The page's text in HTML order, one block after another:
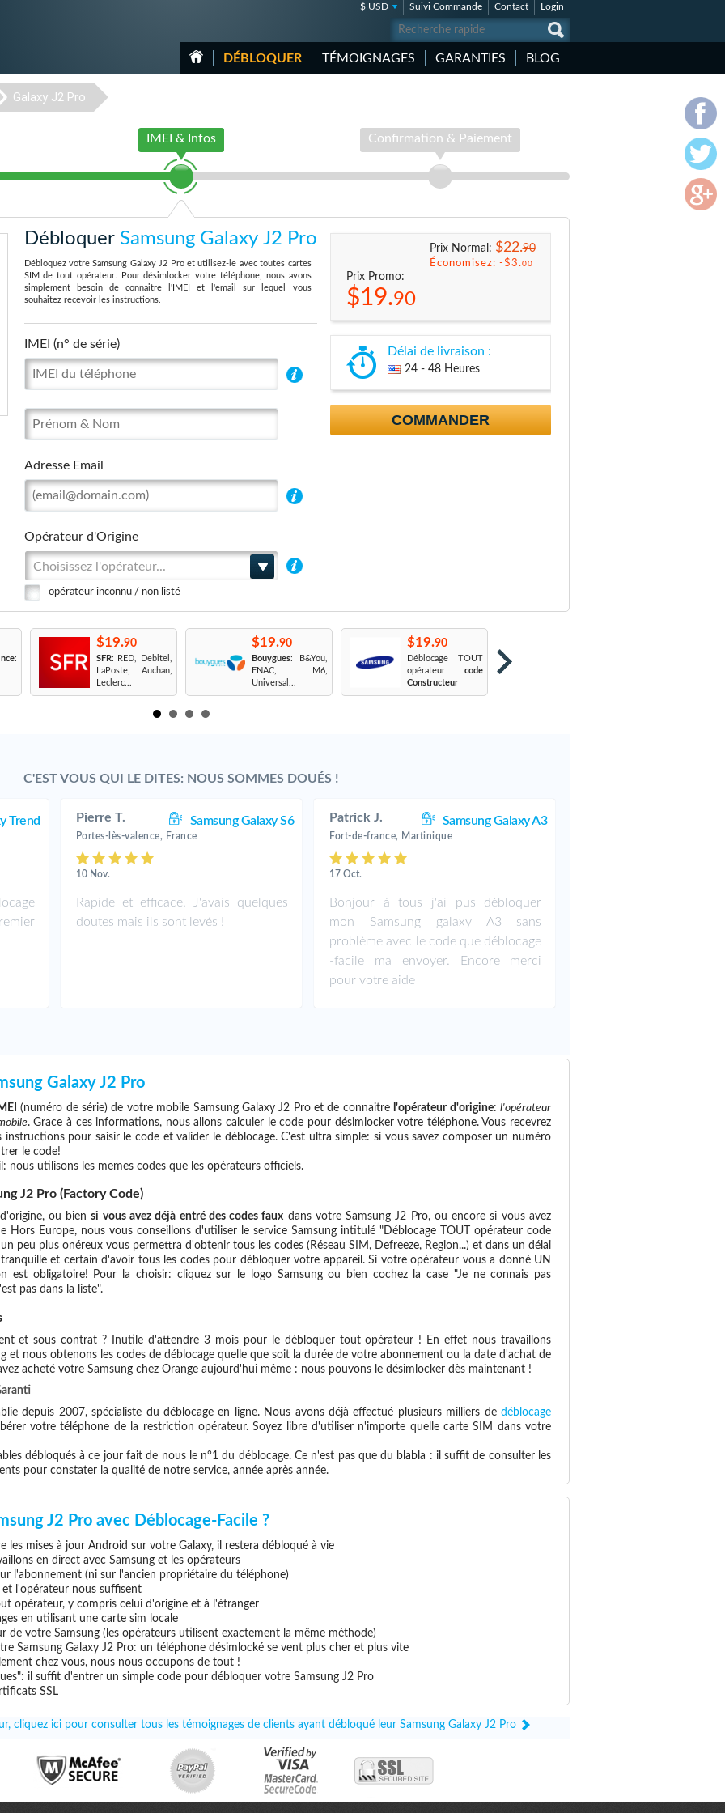
$ USD Suivi Commande Contact Login
DÉBLOQUER TÉMOIGNAGES GARANTIES BLOG
Galaxy J2 Pro
IMEI & Infos Confirmation & Paiement
Débloquer Samsung Galaxy J2 Pro
Débloquez votre Samsung Galaxy J2 Pro et utilisez-le avec toutes cartes
SIM de tout opérateur. Pour désimlocker votre téléphone, nous avons
simplement besoin de connaitre l'IMEI et l'email sur lequel vous
souhaitez recevoir les instructions.
IMEI (n° de série)
Adresse Email
Opérateur d'Origine
Choisissez l'opérateur...
opérateur inconnu / non listé
Prix Normal:$22.90
Économisez: -$3.00
Prix Promo:
$19.90
Délai de livraison :
24 - 48 Heures
COMMANDER
:
$19.90
SFR: RED, Debitel,
LaPoste, Auchan,
Leclerc...
$19.90
Bouygues: B&You,
FNAC, M6,
Universal...
$19.90
Déblocage TOUT
opérateur code
Constructeur
C'EST VOUS QUI LE DITES: NOUS SOMMES DOUÉS !
Trend Pierre T. Samsung Galaxy S6
Portes-lès-valence, France
10 Nov.
Rapide et efficace. J'avais quelques
doutes mais ils sont levés !
Patrick J. Samsung Galaxy A3
Fort-de-france, Martinique
17 Oct.
Bonjour à tous j'ai pus débloquer
mon Samsung galaxy A3 sans
problème avec le code que déblocage
-facile ma envoyer. Encore merci
pour votre aide
Galaxy J2 Pro
(numéro de série) de votre mobile Samsung Galaxy J2 Pro et de connaitre l'opérateur d'origine:l'opérateur
. Grace à ces informations, nous allons calculer le code pour désimlocker votre téléphone. Vous recevrez
instructions pour saisir le code et valider le déblocage. C'est ultra simple: si vous savez composer un numéro
le code!
nous utilisons les memes codes que les opérateurs officiels.
J2 Pro (Factory Code)
ou biensi vous avez déjà entré des codes faux dans votre Samsung J2 Pro, ou encore si vous avez
Hors Europe, nous vous conseillons d'utiliser le service Samsung intitulé "Déblocage TOUT opérateur code
peu plus onéreux vous permettra d'obtenir tous les codes (Réseau SIM, Defreeze, Region...) et dans un délai
et certain d'avoir tous les codes pour débloquer votre appareil. Si votre opérateur vous a donné UN
est obligatoire! Pour la choisir: cliquez sur le logo Samsung ou bien cochez la case "Je ne connais pas
pas dans la liste".
et sous contrat ? Inutile d'attendre 3 mois pour le débloquer tout opérateur ! En effet nous travaillons
et nous obtenons les codes de déblocage quelle que soit la durée de votre abonnement ou la date d'achat de
acheté votre Samsung chez Orange aujourd'hui même : nous pouvons le désimlocker dès maintenant !
depuis 2007, spécialiste du déblocage en ligne. Nous avons déjà effectué plusieurs milliers de déblocage
votre téléphone de la restriction opérateur. Soyez libre d'utiliser n'importe quelle carte SIM dans votre
débloqués à ce jour fait de nous le n°1 du déblocage. Ce n'est pas que du blabla : il suffit de consulter les
pour constater la qualité de notre service, année après année.
J2 Pro avec Déblocage-Facile ?
mises à jour Android sur votre Galaxy, il restera débloqué à vie
en direct avec Samsung et les opérateurs
l'abonnement (ni sur l'ancien propriétaire du téléphone)
et l'opérateur nous suffisent
opérateur, y compris celui d'origine et à l'étranger
en utilisant une carte sim locale
de votre Samsung (les opérateurs utilisent exactement la même méthode)
Samsung Galaxy J2 Pro: un téléphone désimlocké se vent plus cher et plus vite
chez vous, nous nous occupons de tout !
il suffit d'entrer un simple code pour débloquer votre Samsung J2 Pro
SSL
cliquez ici pour consulter tous les témoignages de clients ayant débloqué leur Samsung Galaxy J2 Pro